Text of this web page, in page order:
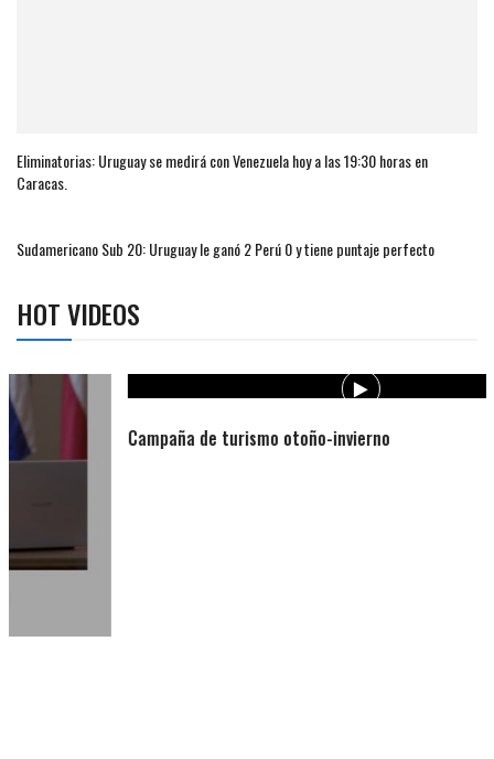
Eliminatorias: Uruguay se medirá con Venezuela hoy a las 19:30 horas en
Caracas.
Sudamericano Sub 20: Uruguay le ganó 2 Perú 0 y tiene puntaje perfecto
HOT VIDEOS
Campaña de turismo otoño-invierno